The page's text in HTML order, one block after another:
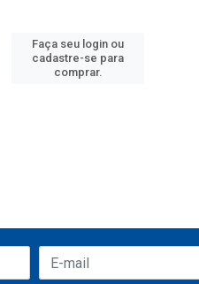
Faça seu login ou
cadastre-se para
comprar.